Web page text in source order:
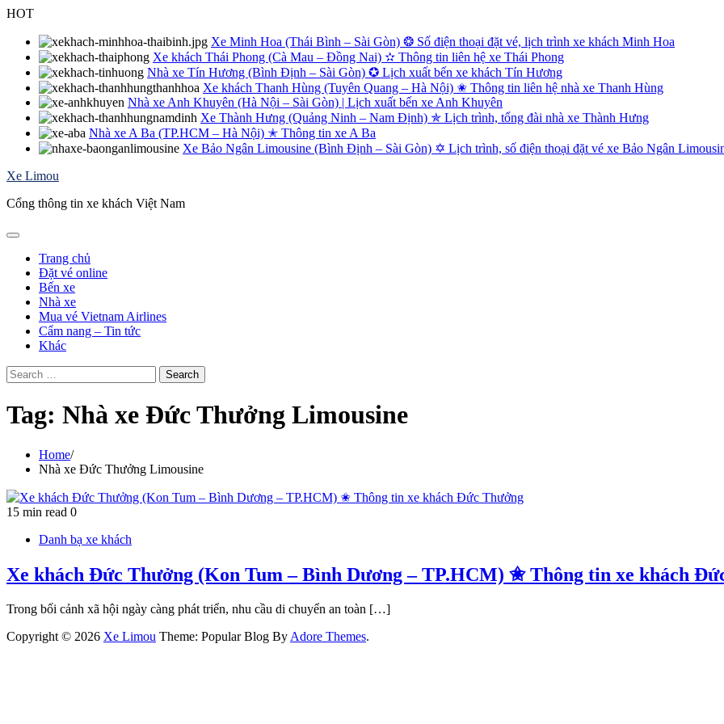
Skip
content
HOT
Xe Minh Hoa (Thái Bình – Sài Gòn) ❂ Số điện thoại đặt vé, lịch trình xe khách Minh Hoa
Xe khách Thái Phong (Cà Mau – Đồng Nai) ✫ Thông tin liên hệ xe Thái Phong
Nhà xe Tín Hương (Bình Định – Sài Gòn) ✪ Lịch xuất bến xe khách Tín Hương
Xe khách Thanh Hùng (Tuyên Quang – Hà Nội) ✬ Thông tin liên hệ nhà xe Thanh Hùng
Nhà xe Anh Khuyên (Hà Nội – Sài Gòn) | Lịch xuất bến xe Anh Khuyên
Xe Thành Hưng (Quảng Ninh – Nam Định) ✯ Lịch trình, tổng đài nhà xe Thành Hưng
Nhà xe A Ba (TP.HCM – Hà Nội) ✭ Thông tin xe A Ba
Xe Bảo Ngân Limousine (Bình Định – Sài Gòn) ✡ Lịch trình, số điện thoại đặt vé xe Bảo Ngân
Xe Limou
Cổng thông tin xe khách Việt Nam
Trang chủ
Đặt vé online
Bến xe
Nhà xe
Mua vé Vietnam Airlines
Cẩm nang – Tin tức
Khác
Search
for:
Tag: Nhà xe Đức Thưởng Limousine
Home
Nhà xe Đức Thưởng Limousine
15 min read 0
Danh bạ xe khách
Xe khách Đức Thưởng (Kon Tum – Bình Dương – TP.HCM) ✬ Thông tin xe khách
Trong bối cảnh xã hội ngày càng phát triển, nhu cầu di chuyển an toàn […]
Copyright © 2026 Xe Limou Theme: Popular Blog By Adore Themes.